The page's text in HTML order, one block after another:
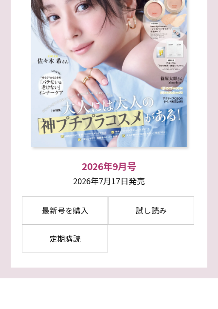
2026年9月号
2026年7月17日発売
最新号を購入 試し読み
定期購読